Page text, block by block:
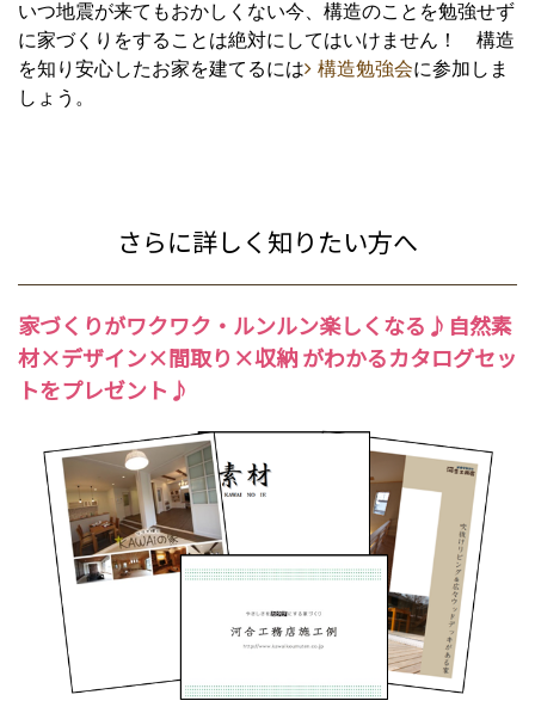
いつ地震が来てもおかしくない今、構造のことを勉強せず
に家づくりをすることは絶対にしてはいけません！ 構造
を知り安心したお家を建てるには
構造勉強会に参加しま
しょう。
さらに詳しく知りたい方へ
家づくりがワクワク・ルンルン楽しくなる♪ 自然素
材×デザイン×間取り ×収納がわかるカタログセッ
トをプレゼント♪